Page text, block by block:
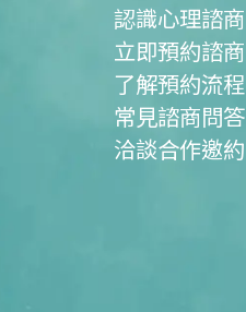
認識心理諮商
立即預約諮商
了解預約流程
常見諮商問答
洽談合作邀約